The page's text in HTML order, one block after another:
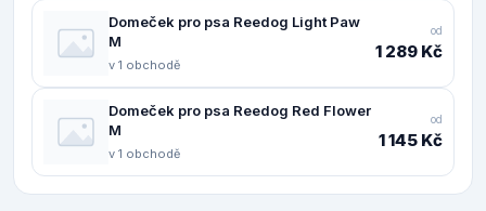
Domeček pro psa Reedog Light Paw
M
v 1 obchodě
od
1 289 Kč
Domeček pro psa Reedog Red Flower
M
v 1 obchodě
od
1 145 Kč